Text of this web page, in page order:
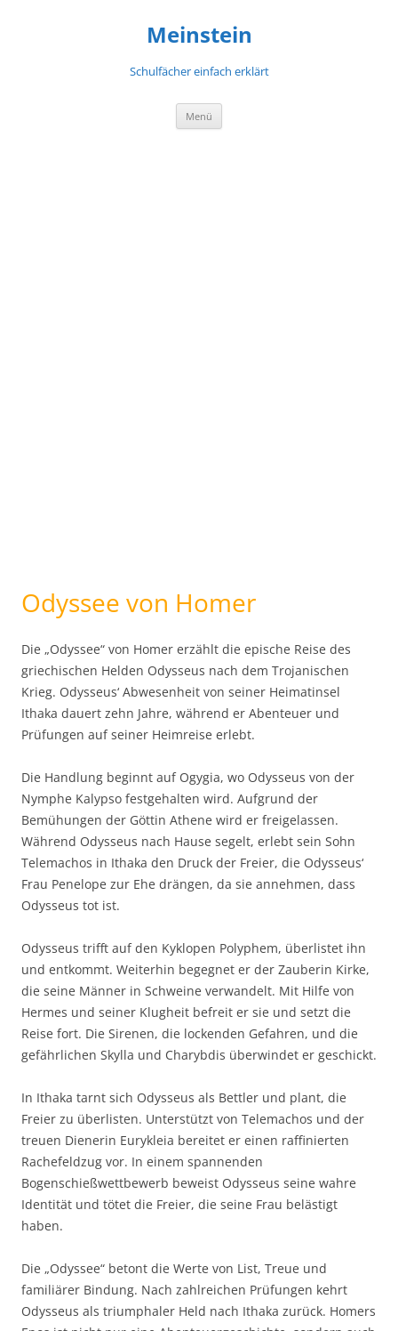
Meinstein
Schulfächer einfach erklärt
Menü
Odyssee von Homer
Die „Odyssee“ von Homer erzählt die epische Reise des
griechischen Helden Odysseus nach dem Trojanischen
Krieg. Odysseus‘ Abwesenheit von seiner Heimatinsel
Ithaka dauert zehn Jahre, während er Abenteuer und
Prüfungen auf seiner Heimreise erlebt.
Die Handlung beginnt auf Ogygia, wo Odysseus von der
Nymphe Kalypso festgehalten wird. Aufgrund der
Bemühungen der Göttin Athene wird er freigelassen.
Während Odysseus nach Hause segelt, erlebt sein Sohn
Telemachos in Ithaka den Druck der Freier, die Odysseus‘
Frau Penelope zur Ehe drängen, da sie annehmen, dass
Odysseus tot ist.
Odysseus trifft auf den Kyklopen Polyphem, überlistet ihn
und entkommt. Weiterhin begegnet er der Zauberin Kirke,
die seine Männer in Schweine verwandelt. Mit Hilfe von
Hermes und seiner Klugheit befreit er sie und setzt die
Reise fort. Die Sirenen, die lockenden Gefahren, und die
gefährlichen Skylla und Charybdis überwindet er geschickt.
In Ithaka tarnt sich Odysseus als Bettler und plant, die
Freier zu überlisten. Unterstützt von Telemachos und der
treuen Dienerin Eurykleia bereitet er einen raffinierten
Rachefeldzug vor. In einem spannenden
Bogenschießwettbewerb beweist Odysseus seine wahre
Identität und tötet die Freier, die seine Frau belästigt
haben.
Die „Odyssee“ betont die Werte von List, Treue und
familiärer Bindung. Nach zahlreichen Prüfungen kehrt
Odysseus als triumphaler Held nach Ithaka zurück. Homers